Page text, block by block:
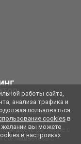
удобства
и анализа трафика.
согласие с
соглашаетесь с
работы сайта,
анализа трафика и
пользоваться
cookiesв
желании вы можете
в настройках